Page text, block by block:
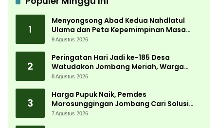
1
Menyongsong Abad Kedua Nahdlatul
Ulama dan Peta Kepemimpinan Masa
Depan Pasca Muktamar ke-35
9 Agustus 2026
2
Peringatan Hari Jadi ke-185 Desa
Watudakon Jombang Meriah, Warga
Tumpek Blek Padati Karnaval Budaya
8 Agustus 2026
3
Harga Pupuk Naik, Pemdes
Morosunggingan Jombang Cari Solusi
Lewat Kajian Akademik
7 Agustus 2026